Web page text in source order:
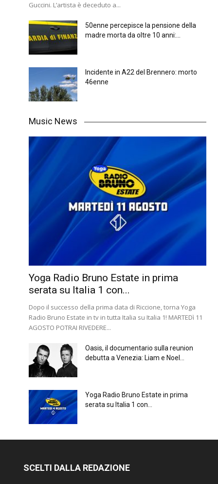
Guccini. L’artista è deceduto a...
50enne percepisce la pensione della
madre morta da oltre 10 anni:...
Incidente in A22 del Brennero: morto
46enne
Music News
Yoga Radio Bruno Estate in prima
serata su Italia 1 con...
Dopo il successo della prima data di Riccione, torna Yoga
Radio Bruno Estate in tv in tutta Italia su Italia 1! MARTEDì 11
AGOSTO POTRAI RIVEDERE...
Oasis, il documentario sulla reunion
debutta a Venezia: Liam e Noel...
Yoga Radio Bruno Estate in prima
serata su Italia 1 con...
SCELTI DALLA REDAZIONE